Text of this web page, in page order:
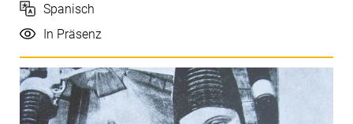
Sprache
Spanisch
Durchführung
In Präsenz